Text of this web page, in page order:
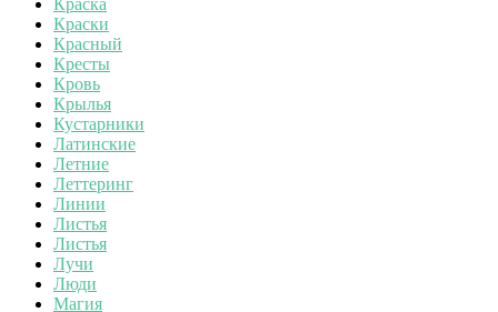
Краски
Красный
Кресты
Кровь
Крылья
Кустарники
Латинские
Летние
Леттеринг
Линии
Листья
Листья
Лучи
Люди
Магия